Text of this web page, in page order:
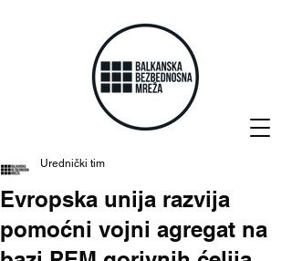
Evropska unija razvija
pomoćni vojni agregat na
Urednički tim